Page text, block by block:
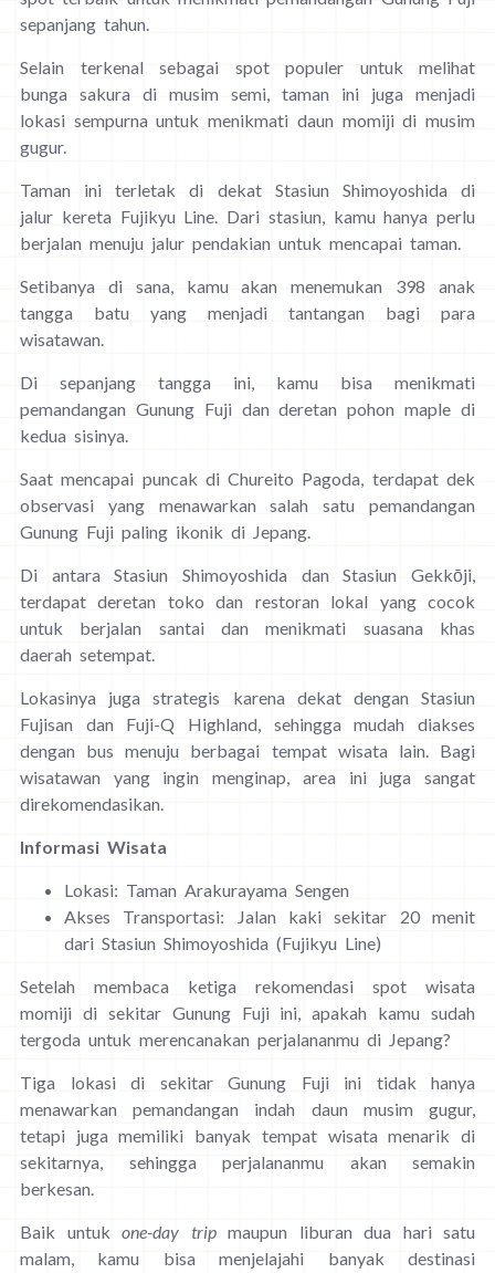
sepanjang tahun.
Selain terkenal sebagai spot populer untuk melihat
bunga sakura di musim semi, taman ini juga menjadi
lokasi sempurna untuk menikmati daun momiji di musim
gugur.
Taman ini terletak di dekat Stasiun Shimoyoshida di
jalur kereta Fujikyu Line. Dari stasiun, kamu hanya perlu
berjalan menuju jalur pendakian untuk mencapai taman.
Setibanya di sana, kamu akan menemukan 398 anak
tangga batu yang menjadi tantangan bagi para
wisatawan.
Di sepanjang tangga ini, kamu bisa menikmati
pemandangan Gunung Fuji dan deretan pohon maple di
kedua sisinya.
Saat mencapai puncak di Chureito Pagoda, terdapat dek
observasi yang menawarkan salah satu pemandangan
Gunung Fuji paling ikonik di Jepang.
Di antara Stasiun Shimoyoshida dan Stasiun Gekkōji,
terdapat deretan toko dan restoran lokal yang cocok
untuk berjalan santai dan menikmati suasana khas
daerah setempat.
Lokasinya juga strategis karena dekat dengan Stasiun
Fujisan dan Fuji-Q Highland, sehingga mudah diakses
dengan bus menuju berbagai tempat wisata lain. Bagi
wisatawan yang ingin menginap, area ini juga sangat
direkomendasikan.
Informasi Wisata
Lokasi: Taman Arakurayama Sengen
Akses Transportasi: Jalan kaki sekitar 20 menit
dari Stasiun Shimoyoshida (Fujikyu Line)
Setelah membaca ketiga rekomendasi spot wisata
momiji di sekitar Gunung Fuji ini, apakah kamu sudah
tergoda untuk merencanakan perjalananmu di Jepang?
Tiga lokasi di sekitar Gunung Fuji ini tidak hanya
menawarkan pemandangan indah daun musim gugur,
tetapi juga memiliki banyak tempat wisata menarik di
sekitarnya, sehingga perjalananmu akan semakin
berkesan.
Baik untuk one-day tripmaupun liburan dua hari satu
malam, kamu bisa menjelajahi banyak destinasi